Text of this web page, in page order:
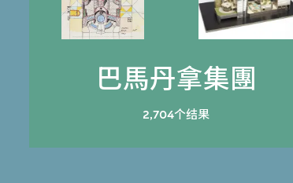
巴馬丹拿集團
2,704个结果